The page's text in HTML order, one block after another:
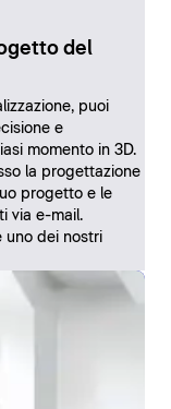
del
puoi
e
momento in 3D.
la progettazione
progetto e le
via e-mail.
uno dei nostri